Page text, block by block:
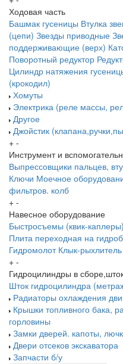
Ходовая часть
Башмак гусеницы Втулка
(цепи) Звезды приводные
поддерживающие (верх)
Поворотный редуктор
Цилиндр натяжения
(крокодил)
Хомуты
Электрика (реле массы,
Другое
Джойстик
+ -
Инструмент и
Выпрессовщики пальцев,
Ключи Моечное
фильтров. колб
+ -
Навесное оборудование
Быстросъемы (квик-каплеры)
Плита переходная на
Гидромолот Клык-рыхлитель
+ -
Гидроцилиндры в
Шток гидроцилиндра
Радиаторы охлаждения
Крышки топливного бака,
горловины
Замки дверей. капоты,
Двери отсеков экскаватора
Запчасти б/у